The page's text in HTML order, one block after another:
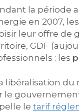
la période
en 2007,
leur offre de
GDF
: les
libéralisation
le
le tarif